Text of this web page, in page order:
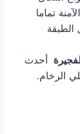
تماما
الطبقة
أحدث
الرخام.